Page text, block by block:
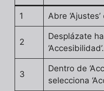
1 Abre
2
Desplázate
‘Accesibilidad’.
3
Dentro de
selecciona